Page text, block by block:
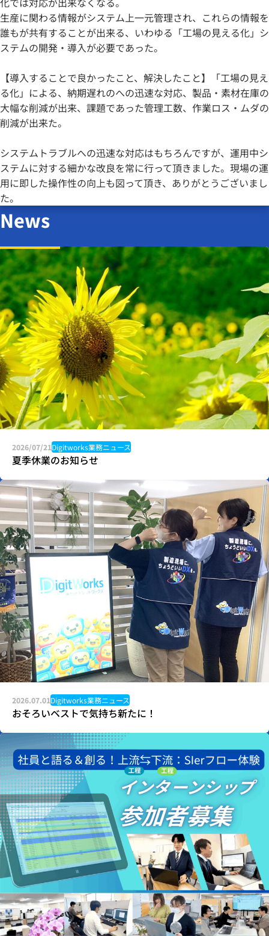
生産に関わる情報がシステム上一元管理され、これらの情報を
誰もが共有することが出来る、いわゆる「工場の見える化」シ
ステムの開発・導入が必要であった。
【導入することで良かったこと、解決したこと】「工場の見え
る化」による、納期遅れのへの迅速な対応、製品・素材在庫の
大幅な削減が出来、課題であった管理工数、作業ロス・ムダの
削減が出来た。
システムトラブルへの迅速な対応はもちろんですが、運用中シ
ステムに対する細かな改良を常に行って頂きました。現場の運
用に即した操作性の向上も図って頂き、ありがとうございまし
た。
News
2026/07/21Digitworks業務ニュース
夏季休業のお知らせ
2026.07.01Digitworks業務ニュース
おそろいベストで気持ち新たに！